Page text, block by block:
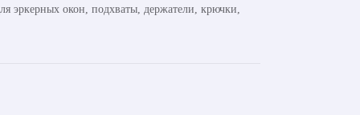
эркерных окон, подхваты, держатели, крючки,